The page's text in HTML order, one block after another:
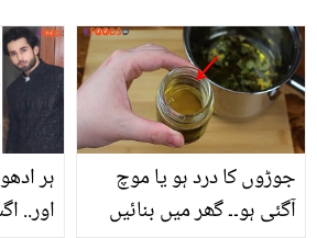
ہر
جوڑوں کا درد ہو یا موچ
آگئی ہو۔۔ گھر میں بنائیں